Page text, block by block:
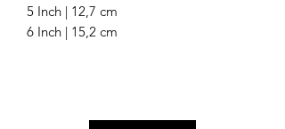
5 Inch | 12,7 cm
6 Inch | 15,2 cm